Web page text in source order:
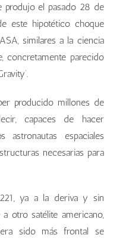
produjo el pasado 28 de
este hipotético choque
similares a la ciencia
concretamente parecido
producido millones de
capaces de hacer
espaciales
necesarias para
ya a la deriva y sin
otro satélite americano,
sido más frontal se